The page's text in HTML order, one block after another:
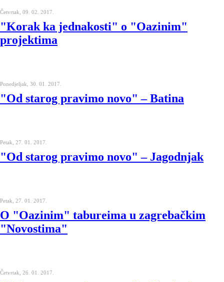
Četvrtak, 09. 02. 2017.
"Korak ka jednakosti" o "Oazinim"
projektima
Ponedjeljak, 30. 01. 2017.
"Od starog pravimo novo" – Batina
Petak, 27. 01. 2017.
"Od starog pravimo novo" – Jagodnjak
Petak, 27. 01. 2017.
O "Oazinim" tabureima u zagrebačkim
"Novostima"
Četvrtak, 26. 01. 2017.